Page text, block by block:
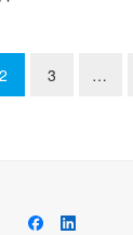
2 3 …
Facebook